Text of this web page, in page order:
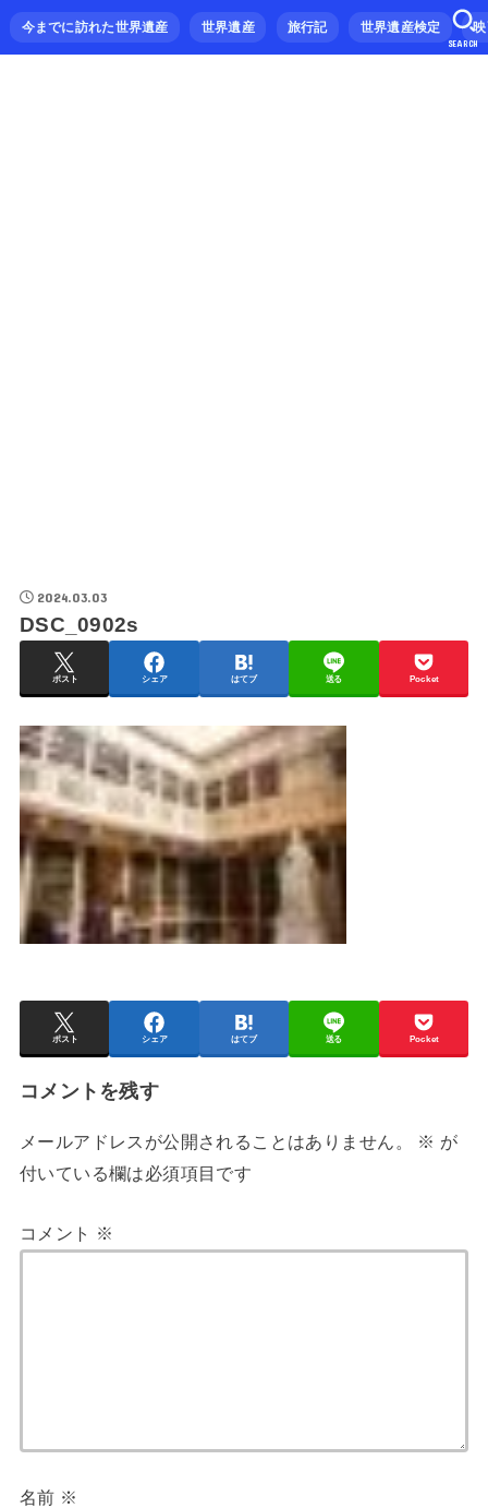
今までに訪れた世界遺産 世界遺産 旅行記 世界遺産検定
SEARCH
2024.03.03
DSC_0902s
ポスト シェア はてブ 送る Pocket
ポスト シェア はてブ 送る Pocket
コメントを残す
メールアドレスが公開されることはありません。 ※ が
付いている欄は必須項目です
コメント ※
名前 ※